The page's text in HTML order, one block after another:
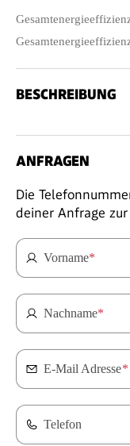
BESCHREIBUNG
ANFRAGEN
Die
deiner Anfrage zur
Vorname*
Nachname*
E-Mail Adresse*
Telefon